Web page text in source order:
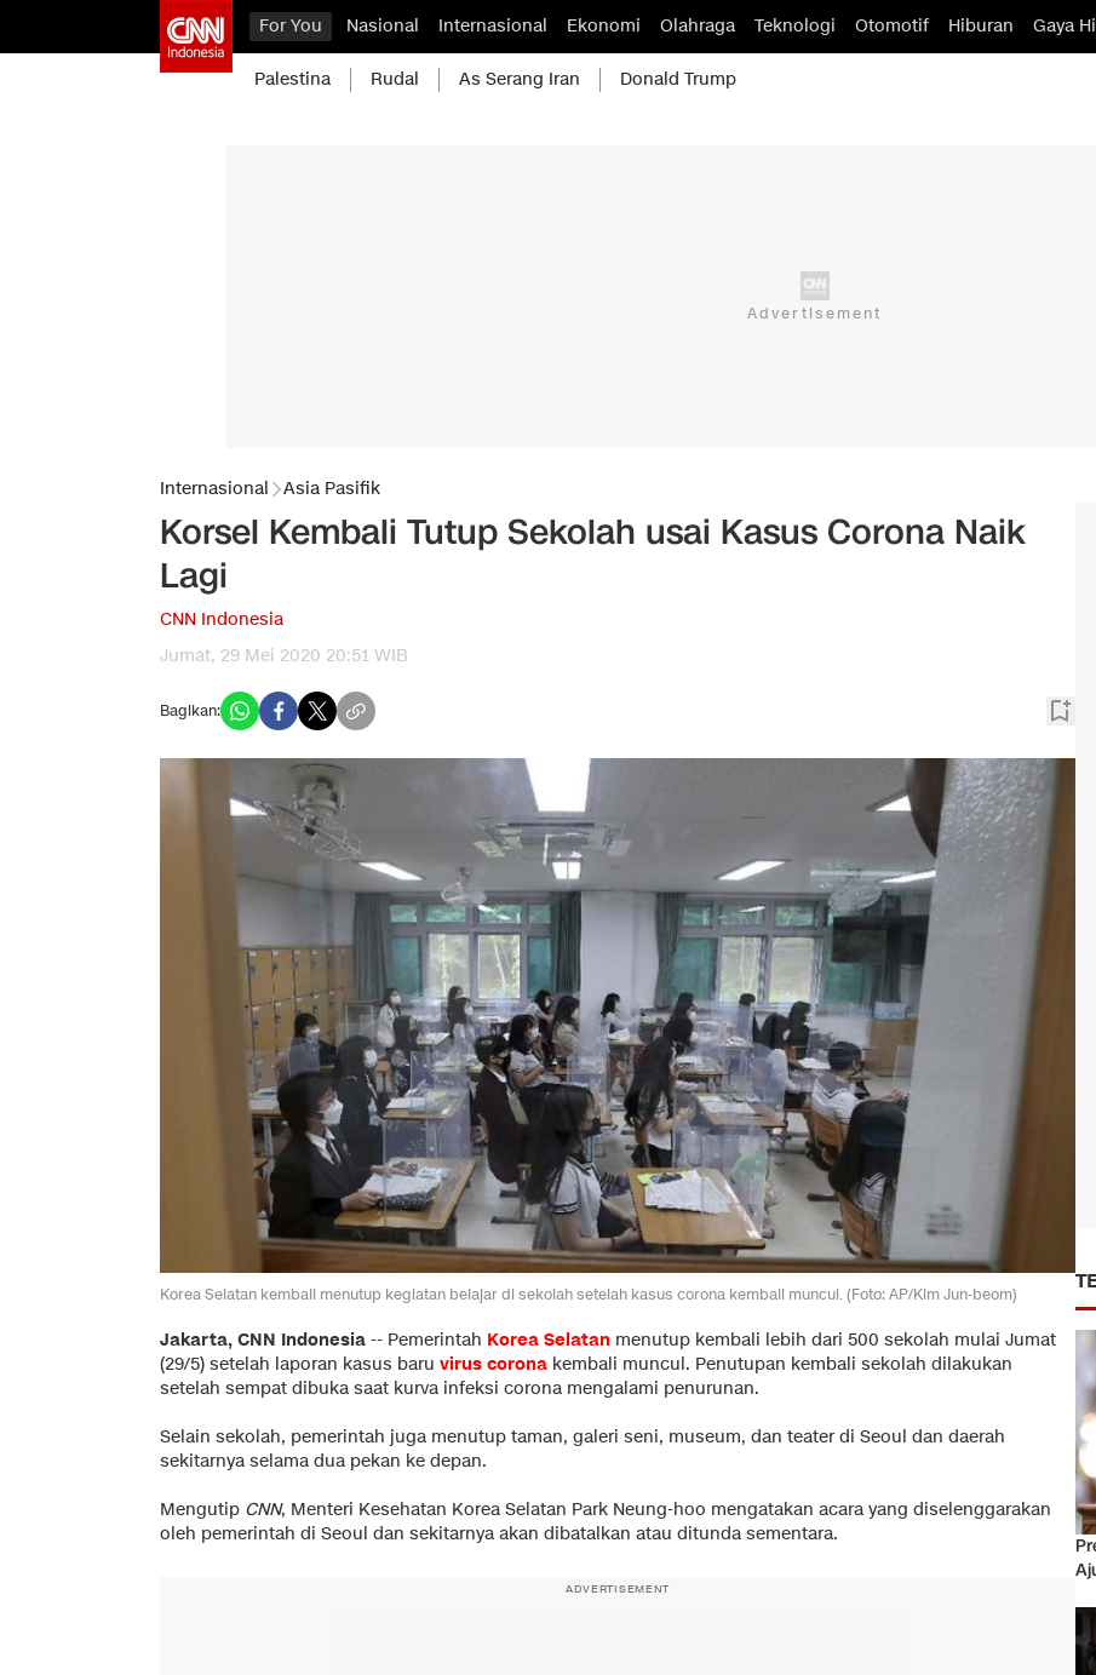
For You Nasional Internasional Ekonomi Olahraga Teknologi Otomotif Hiburan Gaya
Palestina Rudal As Serang Iran Donald Trump
Internasional Asia Pasifik
Korsel Kembali Tutup Sekolah usai Kasus Corona Naik
Lagi
CNN Indonesia
Jumat, 29 Mei 2020 20:51 WIB
Bagikan:
Korea Selatan kembali menutup kegiatan belajar di sekolah setelah kasus corona kembali muncul. (Foto: AP/Kim Jun-beom)
Jakarta, CNN Indonesia -- Pemerintah Korea Selatan menutup kembali lebih dari 500 sekolah mulai Jumat
(29/5) setelah laporan kasus baru virus corona kembali muncul. Penutupan kembali sekolah dilakukan
setelah sempat dibuka saat kurva infeksi corona mengalami penurunan.
Selain sekolah, pemerintah juga menutup taman, galeri seni, museum, dan teater di Seoul dan daerah
sekitarnya selama dua pekan ke depan.
Mengutip CNN, Menteri Kesehatan Korea Selatan Park Neung-hoo mengatakan acara yang diselenggarakan
oleh pemerintah di Seoul dan sekitarnya akan dibatalkan atau ditunda sementara.
ADVERTISEMENT